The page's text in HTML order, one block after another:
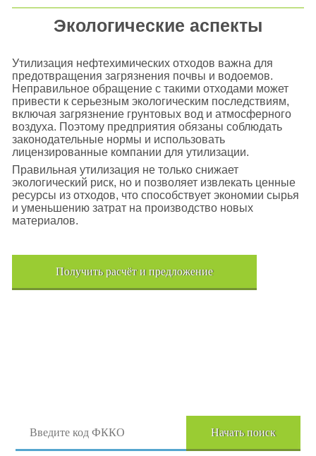
Экологические аспекты
Утилизация нефтехимических отходов важна для
предотвращения загрязнения почвы и водоемов.
Неправильное обращение с такими отходами может
привести к серьезным экологическим последствиям,
включая загрязнение грунтовых вод и атмосферного
воздуха. Поэтому предприятия обязаны соблюдать
законодательные нормы и использовать
лицензированные компании для утилизации.
Правильная утилизация не только снижает
экологический риск, но и позволяет извлекать ценные
ресурсы из отходов, что способствует экономии сырья
и уменьшению затрат на производство новых
материалов.
Получить расчёт и предложение
Начать поиск